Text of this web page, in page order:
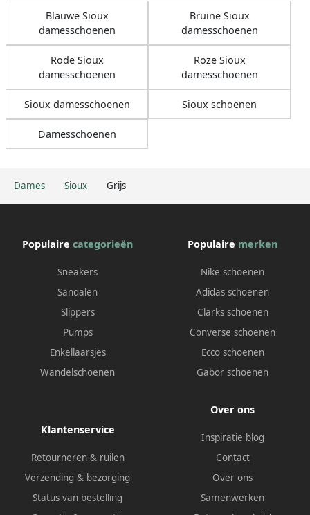
Dames Sioux Grijs
Blauwe Sioux
damesschoenen
Bruine Sioux
damesschoenen
Rode Sioux
damesschoenen
Roze Sioux
damesschoenen
Sioux damesschoenen Sioux schoenen
Damesschoenen
Populaire categorieën
Sneakers
Sandalen
Slippers
Pumps
Enkellaarsjes
Wandelschoenen
Populaire merken
Nike schoenen
Adidas schoenen
Clarks schoenen
Converse schoenen
Ecco schoenen
Gabor schoenen
Klantenservice
Retourneren & ruilen
Verzending & bezorging
Status van bestelling
Over ons
Inspiratie blog
Contact
Over ons
Samenwerken